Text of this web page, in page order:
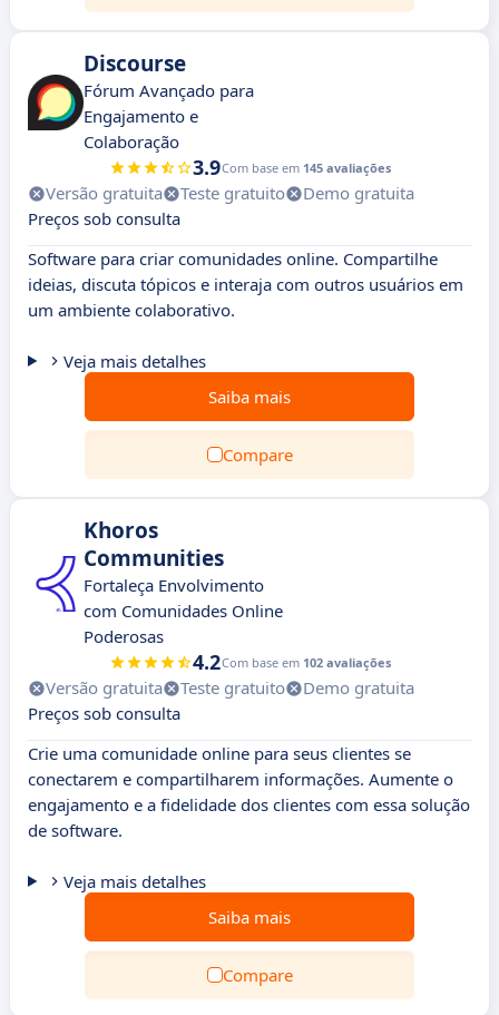
Discourse
Fórum Avançado para
Engajamento e
Colaboração
3.9Com base em 145 avaliações
Versão gratuita Teste gratuito
Demo gratuita
Preços sob consulta
Software para criar comunidades online. Compartilhe
ideias, discuta tópicos e interaja com outros usuários em
um ambiente colaborativo.
Veja mais detalhes
Saiba mais
Compare
Khoros
Communities
Fortaleça Envolvimento
com Comunidades Online
Poderosas
4.2Com base em 102 avaliações
Versão gratuita Teste gratuito
Demo gratuita
Preços sob consulta
Crie uma comunidade online para seus clientes se
conectarem e compartilharem informações. Aumente o
engajamento e a fidelidade dos clientes com essa solução
de software.
Veja mais detalhes
Saiba mais
Compare